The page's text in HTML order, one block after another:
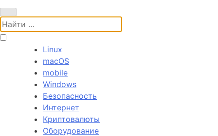
Поиск:
Linux
macOS
mobile
Windows
Безопасность
Интернет
Криптовалюты
Оборудование